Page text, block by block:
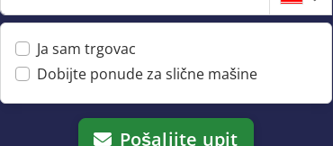
Ja sam trgovac
Dobijte ponude za slične mašine
Pošaljite upit